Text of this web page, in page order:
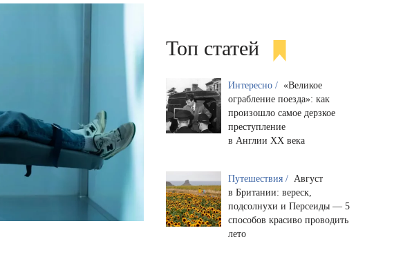
Топ статей
Интересно / «Великое
ограбление поезда»: как
произошло самое дерзкое
преступление
в Англии XX века
Путешествия / Август
в Британии: вереск,
подсолнухи и Персеиды — 5
способов красиво проводить
лето